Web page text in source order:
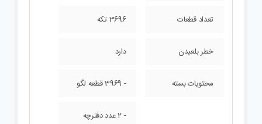
تعداد قطعات 3696 تکه
خطر بلعیدن دارد
محتویات بسته - 3969 قطعه لگو
- 2 عدد دفترچه